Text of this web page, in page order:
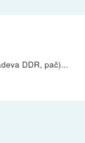
DDR, pač)...